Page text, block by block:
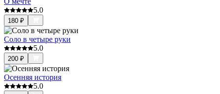
5.0
180 ₽
Соло в четыре руки
5.0
200 ₽
Осенняя история
5.0